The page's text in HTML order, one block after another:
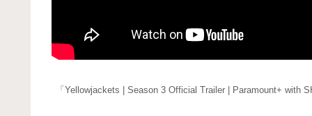
「Yellowjackets | Season 3 Official Trailer | Paramount+ with